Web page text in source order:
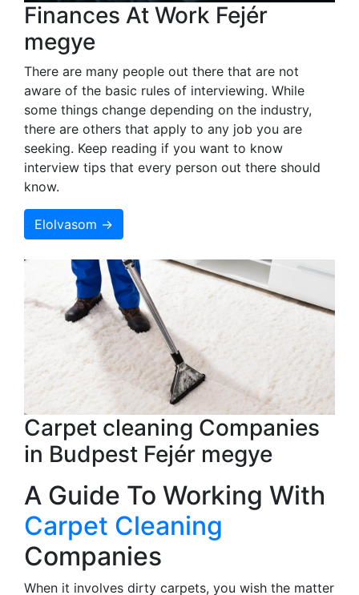
Finances At Work Fejér
megye
There are many people out there that are not
aware of the basic rules of interviewing. While
some things change depending on the industry,
there are others that apply to any job you are
seeking. Keep reading if you want to know
interview tips that every person out there should
know.
Elolvasom →
Carpet cleaning Companies
in Budpest Fejér megye
A Guide To Working With
Carpet Cleaning
Companies
When it involves dirty carpets, you wish the matter